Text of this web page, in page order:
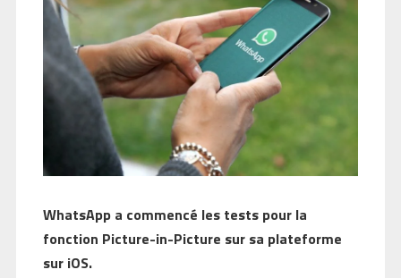
WhatsApp a commencé les tests pour la
fonction Picture-in-Picture sur sa plateforme
sur iOS.